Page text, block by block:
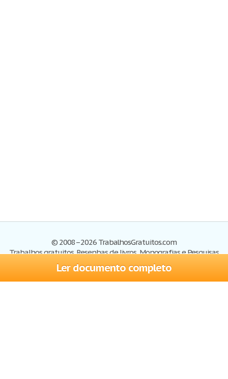
Ler documento completo
© 2008–2026 TrabalhosGratuitos.com
Trabalhos gratuitos, Resenhas de livros, Monografias e Pesquisas